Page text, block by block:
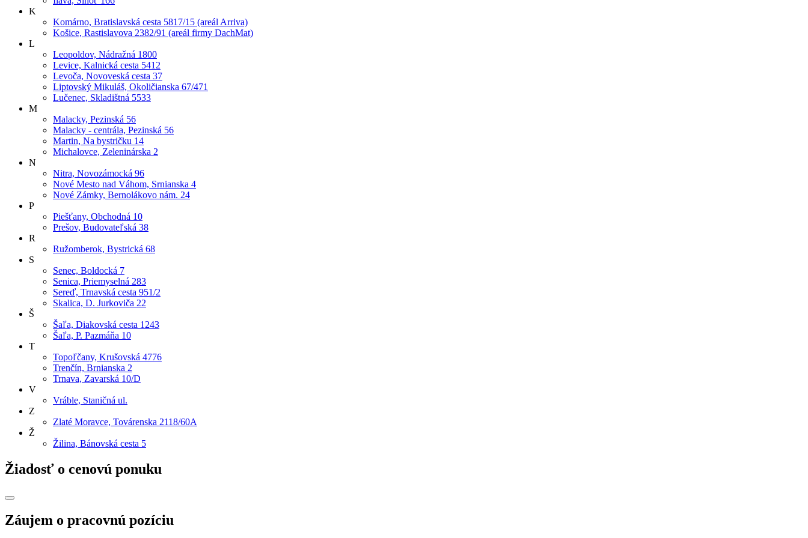
K
Komárno, Bratislavská cesta 5817/15 (areál Arriva)
Košice, Rastislavova 2382/91 (areál firmy DachMat)
L
Leopoldov, Nádražná 1800
Levice, Kalnická cesta 5412
Levoča, Novoveská cesta 37
Liptovský Mikuláš, Okoličianska 67/471
Lučenec, Skladištná 5533
M
Malacky, Pezinská 56
Malacky - centrála, Pezinská 56
Martin, Na bystričku 14
Michalovce, Zeleninárska 2
N
Nitra, Novozámocká 96
Nové Mesto nad Váhom, Srnianska 4
Nové Zámky, Bernolákovo nám. 24
P
Piešťany, Obchodná 10
Prešov, Budovateľská 38
R
Ružomberok, Bystrická 68
S
Senec, Boldocká 7
Senica, Priemyselná 283
Sereď, Trnavská cesta 951/2
Skalica, D. Jurkoviča 22
Š
Šaľa, Diakovská cesta 1243
Šaľa, P. Pazmáňa 10
T
Topoľčany, Krušovská 4776
Trenčín, Brnianska 2
Trnava, Zavarská 10/D
V
Vráble, Staničná ul.
Z
Zlaté Moravce, Továrenska 2118/60A
Ž
Žilina, Bánovská cesta 5
Žiadosť o cenovú ponuku
Záujem o pracovnú pozíciu